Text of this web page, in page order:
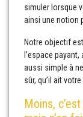
simuler lorsque
ainsi une notion
Notre objectif
l’espace payant,
aussi simple à
sûr, qu’il ait
Moins,